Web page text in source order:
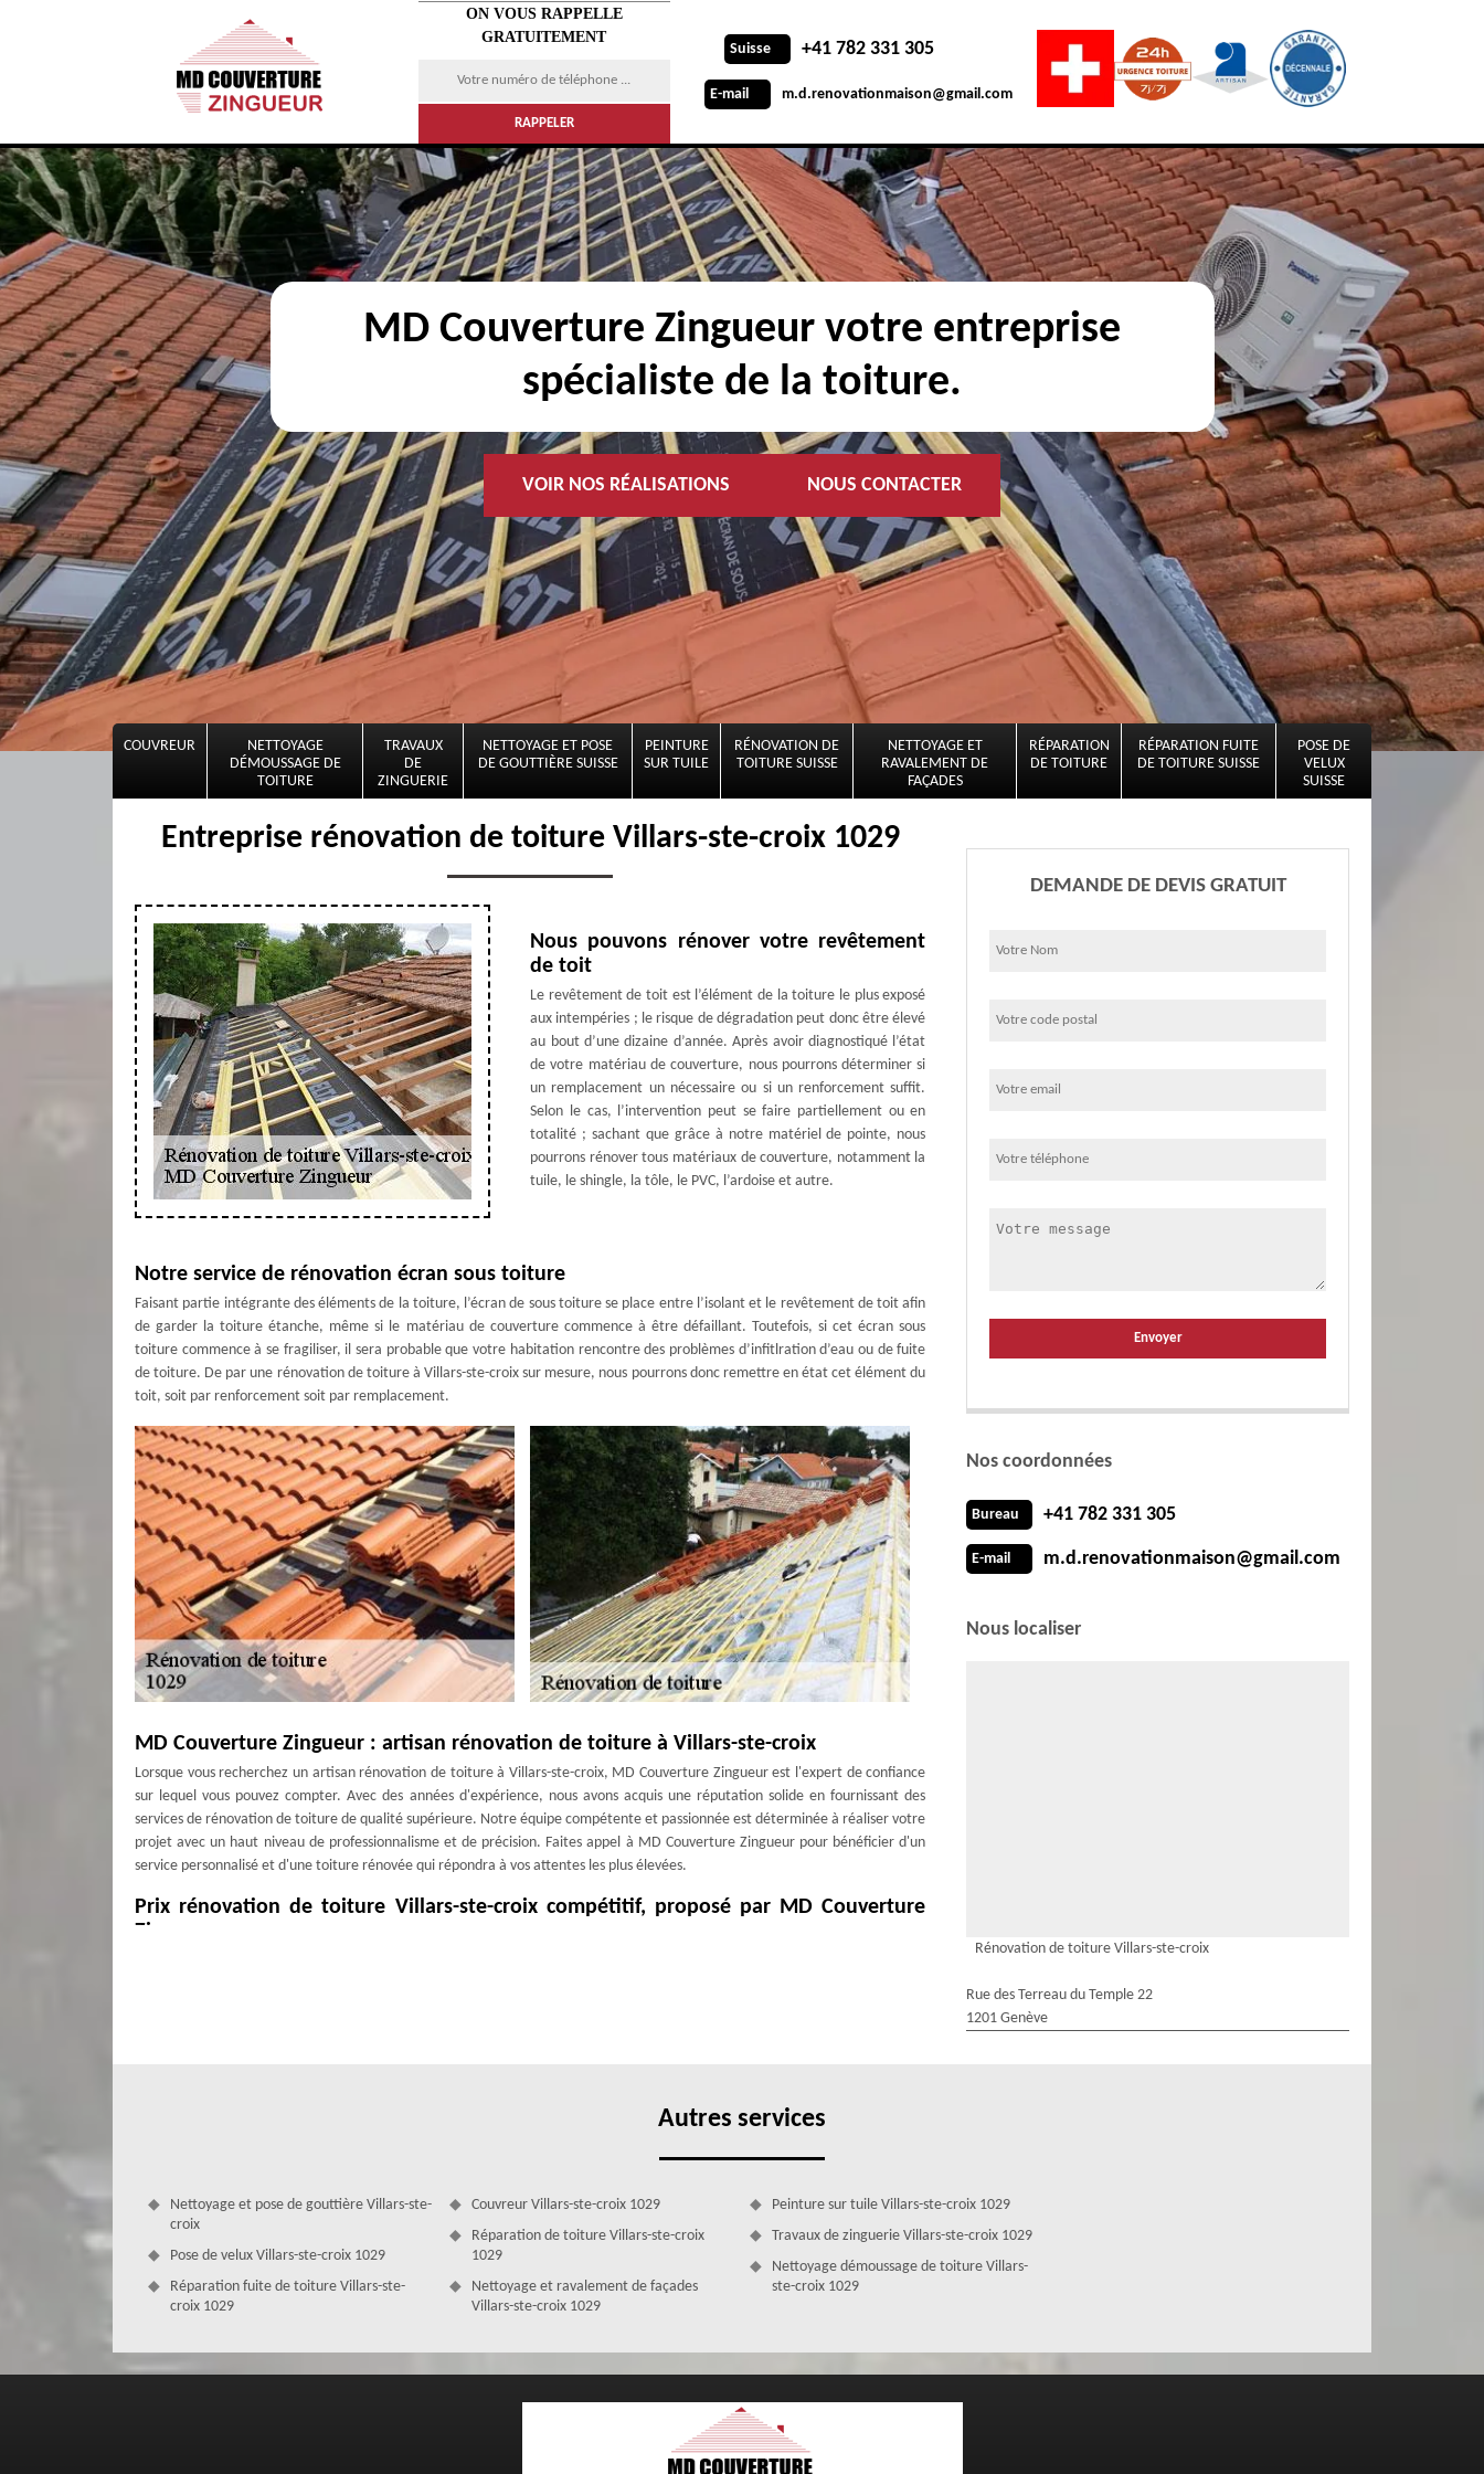
ON VOUS RAPPELLE
GRATUITEMENT
Suisse +41 782 331 305
E-mail m.d.renovationmaison@gmail.com
MD Couverture Zingueur votre entreprise
spécialiste de la toiture.
VOIR NOS RÉALISATIONS NOUS CONTACTER
COUVREUR
NETTOYAGE
DÉMOUSSAGE DE
TOITURE
TRAVAUX
DE
ZINGUERIE
NETTOYAGE ET POSE
DE GOUTTIÈRE SUISSE
PEINTURE
SUR TUILE
RÉNOVATION DE
TOITURE SUISSE
NETTOYAGE ET
RAVALEMENT DE
FAÇADES
RÉPARATION
DE TOITURE
RÉPARATION FUITE
DE TOITURE SUISSE
POSE DE
VELUX
SUISSE
Entreprise rénovation de toiture Villars-ste-croix 1029
Nous pouvons rénover votre revêtement
de toit
Le revêtement de toit est l’élément de la toiture le plus exposé
aux intempéries ; le risque de dégradation peut donc être élevé
au bout d’une dizaine d’année. Après avoir diagnostiqué l’état
de votre matériau de couverture, nous pourrons déterminer si
un remplacement un nécessaire ou si un renforcement suffit.
Selon le cas, l’intervention peut se faire partiellement ou en
totalité ; sachant que grâce à notre matériel de pointe, nous
pourrons rénover tous matériaux de couverture, notamment la
tuile, le shingle, la tôle, le PVC, l’ardoise et autre.
Notre service de rénovation écran sous toiture
Faisant partie intégrante des éléments de la toiture, l’écran de sous toiture se place entre l’isolant et le revêtement de toit afin
de garder la toiture étanche, même si le matériau de couverture commence à être défaillant. Toutefois, si cet écran sous
toiture commence à se fragiliser, il sera probable que votre habitation rencontre des problèmes d’infitlration d’eau ou de fuite
de toiture. De par une rénovation de toiture à Villars-ste-croix sur mesure, nous pourrons donc remettre en état cet élément du
toit, soit par renforcement soit par remplacement.
MD Couverture Zingueur : artisan rénovation de toiture à Villars-ste-croix
Lorsque vous recherchez un artisan rénovation de toiture à Villars-ste-croix, MD Couverture Zingueur est l'expert de confiance
sur lequel vous pouvez compter. Avec des années d'expérience, nous avons acquis une réputation solide en fournissant des
services de rénovation de toiture de qualité supérieure. Notre équipe compétente et passionnée est déterminée à réaliser votre
projet avec un haut niveau de professionnalisme et de précision. Faites appel à MD Couverture Zingueur pour bénéficier d'un
service personnalisé et d'une toiture rénovée qui répondra à vos attentes les plus élevées.
Prix rénovation de toiture Villars-ste-croix compétitif, proposé par MD Couverture
Zingueur
Notre savoir-faire en rénovation d’isolation de toiture
L’isolation de la toiture est importante puisque son intensité permettra aux habitants d’une maison de vivre confortablement
dans une température ambiante et loin de la pollution sonore. Grâce à un toit bien isolé, vous ressentirez de la fraîcheur en
DEMANDE DE DEVIS GRATUIT
Nos coordonnées
Bureau +41 782 331 305
E-mail m.d.renovationmaison@gmail.com
Nous localiser
Rénovation de toiture Villars-ste-croix
Rue des Terreau du Temple 22
1201 Genève
Autres services
Nettoyage et pose de gouttière Villars-ste-
croix
Pose de velux Villars-ste-croix 1029
Réparation fuite de toiture Villars-ste-
croix 1029
Couvreur Villars-ste-croix 1029
Réparation de toiture Villars-ste-croix
1029
Nettoyage et ravalement de façades
Villars-ste-croix 1029
Peinture sur tuile Villars-ste-croix 1029
Travaux de zinguerie Villars-ste-croix 1029
Nettoyage démoussage de toiture Villars-
ste-croix 1029